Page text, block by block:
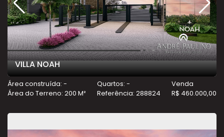
VILLA NOAH
Área construída: -
Área do Terreno: 200 M²
Quartos: -
Referência: 288824
Venda
R$ 460.000,00